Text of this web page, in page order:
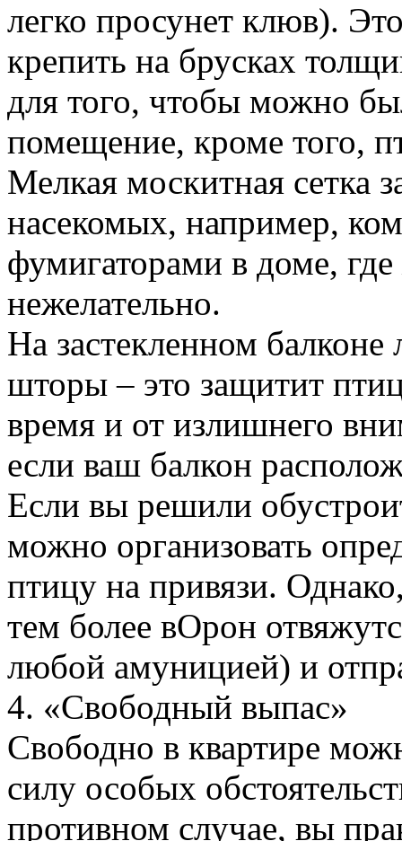
легко просунет клюв).
крепить на брусках
для того, чтобы можно
помещение, кроме того,
Мелкая москитная сетка
насекомых, например,
фумигаторами в доме,
нежелательно.
На застекленном балконе
шторы – это защитит
время и от излишнего
если ваш балкон
Если вы решили
можно организовать
птицу на привязи.
тем более вОрон
любой амуницией) и
4. «Свободный выпас»
Свободно в квартире
силу особых
противном случае, вы